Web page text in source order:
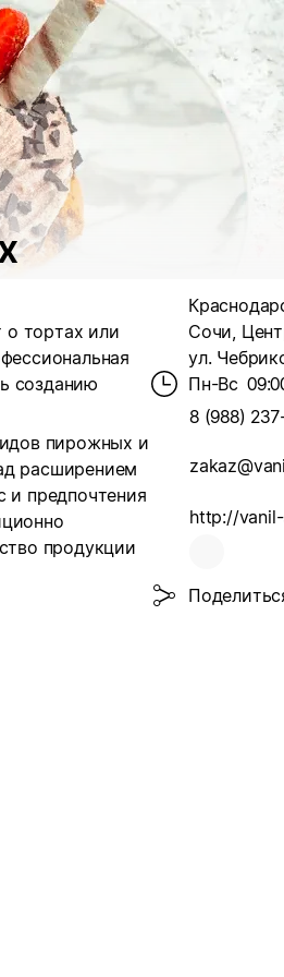
о тортах или
созданию
пирожных и
расширением
и предпочтения
продукции
Сочи,
ул.
Пн-Вс
8 (988)